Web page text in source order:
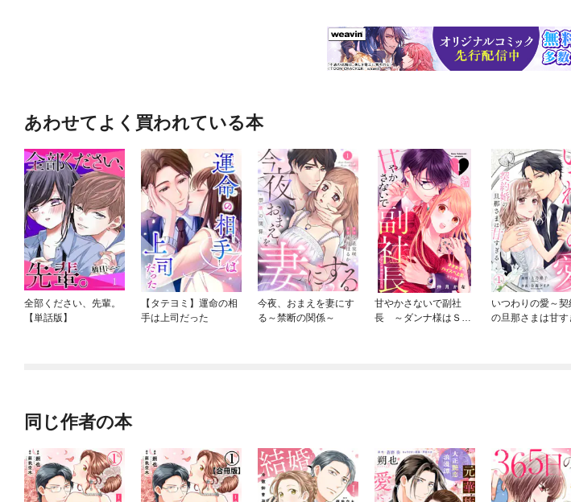
あわせてよく買われている本
全部ください、先輩。
【単話版】
【タテヨミ】運命の相
手は上司だった
今夜、おまえを妻にす
る～禁断の関係～
甘やかさないで副社
長 ～ダンナ様はＳＳ
いつわりの愛～契
の旦那さまは甘す
同じ作者の本